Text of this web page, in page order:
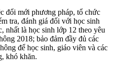
đổi mới phương pháp, tổ chức
tra, đánh giá đối với học sinh
nhất là học sinh lớp 12 theo yêu
2018; bảo đảm đầy đủ các
để học sinh, giáo viên và các
khó khăn.